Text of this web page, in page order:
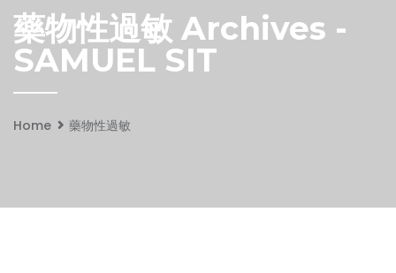
藥物性過敏 Archives -
SAMUEL SIT
Home 藥物性過敏